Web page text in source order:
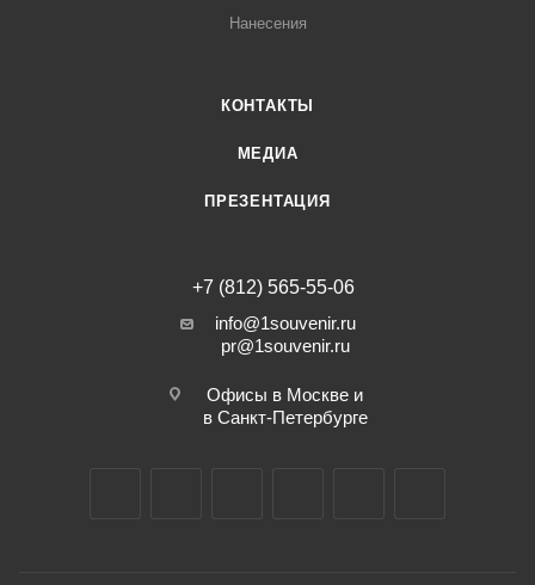
Нанесения
КОНТАКТЫ
МЕДИА
ПРЕЗЕНТАЦИЯ
+7 (812) 565-55-06
info@1souvenir.ru
pr@1souvenir.ru
Офисы в Москве и
в Санкт-Петербурге